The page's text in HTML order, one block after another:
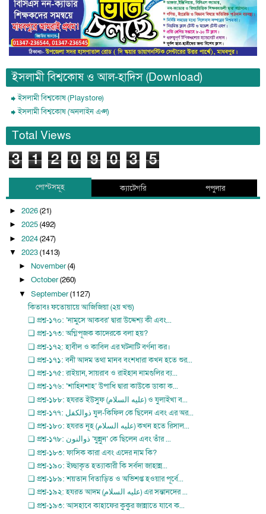
ইসলামী বিশ্বকোষ ও আল-হাদিস (Download)
ইসলামী বিশ্বকোষ (Playstore)
ইসলামী বিশ্বকোষ (অনলাইন এপ্স)
Total Views
3 1 2 0 9 0 3 5
পোস্টসমূহ ক্যাটেগরি পপুলার
► 2026(21)
► 2025(492)
► 2024(247)
▼ 2023(1413)
► November(4)
► October(260)
▼ September(1127)
কিতাবঃ ফতোয়ায়ে আজিজিয়া (২য় খন্ড)
❏ প্রশ্ন-১৭০: ‘নামুসে আকবর’ দ্বারা উদ্দেশ্য কী এবং...
❏ প্রশ্ন-১৭৩: অগ্নিপূজক কাদেরকে বলা হয়?
❏ প্রশ্ন-১৭২: হাবীল ও কাবিল এর ঘটনাটি বর্ণনা কর।
❏ প্রশ্ন-১৭১: বনী আদম তথা মানব বংশধারা কখন হতে শুর...
❏ প্রশ্ন-১৭৫: রাইয়ান, সায়রাব ও রাইহান নামগুলির ব্য...
❏ প্রশ্ন-১৭৬: ‘শাহিনশাহ’ উপাধি দ্বারা কাউকে ডাকা ক...
❏ প্রশ্ন-১৮৮: হযরত ইউসুফ (عليه السلام) ও যুলাইখা ব...
❏ প্রশ্ন-১৭৭: ذوالكفل যুল-কিফিল কে ছিলেন এবং এর অর...
❏ প্রশ্ন-১৮০: হযরত নূহ (عليه السلام) কখন হতে রিসাল...
❏ প্রশ্ন-১৭৮: ذوالنون ‘যুন্নুন’ কে ছিলেন এবং তাঁর ...
❏ প্রশ্ন-১৮৩: ফাসিক কারা এবং এদের নাম কি?
❏ প্রশ্ন-১৯০: ইচ্ছাকৃত হত্যাকারী কি সর্বদা জাহান্ন...
❏ প্রশ্ন-১৮৯: শয়তান বিতাড়িত ও অভিশপ্ত হওয়ার পূর্বে...
❏ প্রশ্ন-১৯২: হযরত আদম (عليه السلام) এর সন্তানদের ...
❏ প্রশ্ন-১৯৩: আসহাবে কাহাফের কুকুর জান্নাতে যাবে ক...